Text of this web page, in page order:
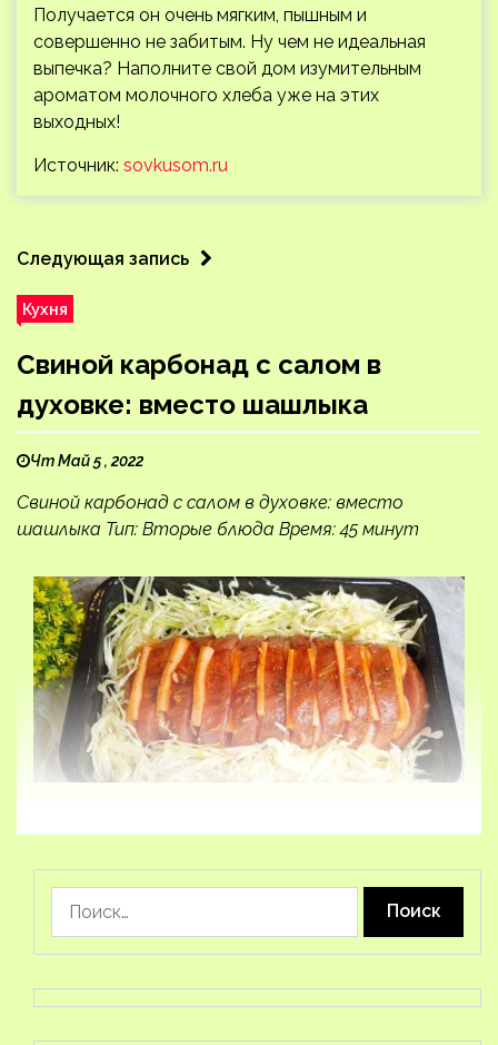
Получается он очень мягким, пышным и
совершенно не забитым. Ну чем не идеальная
выпечка? Наполните свой дом изумительным
ароматом молочного хлеба уже на этих
выходных!
Источник: sovkusom.ru
Следующая запись
Кухня
Свиной карбонад с салом в
духовке: вместо шашлыка
Чт Май 5 , 2022
Свиной карбонад с салом в духовке: вместо
шашлыка Тип: Вторые блюда Время: 45 минут